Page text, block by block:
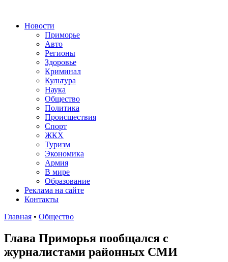
Новости
Приморье
Авто
Регионы
Здоровье
Криминал
Культура
Наука
Общество
Политика
Происшествия
Спорт
ЖКХ
Туризм
Экономика
Армия
В мире
Образование
Реклама на сайте
Контакты
Главная • Общество
Глава Приморья пообщался с
журналистами районных СМИ